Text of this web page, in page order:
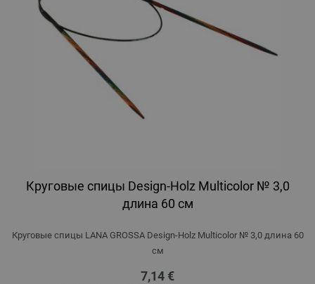
Круговые спицы Design-Holz Multicolor № 3,0
длина 60 см
Круговые спицы LANA GROSSA Design-Holz Multicolor № 3,0 длина 60
см
7,14 €